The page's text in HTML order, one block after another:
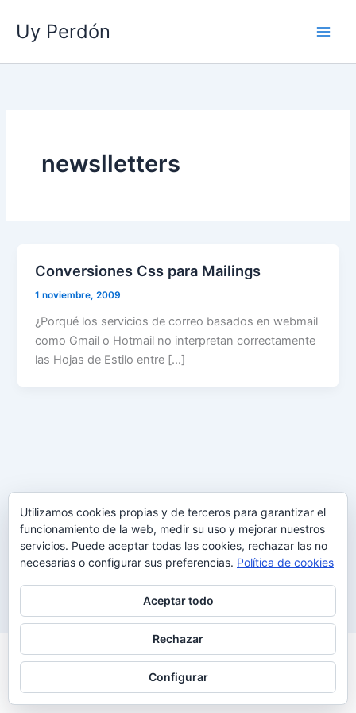
contenido
Uy Perdón
newslletters
Conversiones Css para Mailings
1 noviembre, 2009
¿Porqué los servicios de correo basados en webmail
como Gmail o Hotmail no interpretan correctamente
las Hojas de Estilo entre […]
Todos los derechos © 2026 Uy Perdón
Utilizamos cookies propias y de terceros para garantizar el
funcionamiento de la web, medir su uso y mejorar nuestros
servicios. Puede aceptar todas las cookies, rechazar las no
necesarias o configurar sus preferencias. Política de cookies
Aceptar todo
Rechazar
Configurar